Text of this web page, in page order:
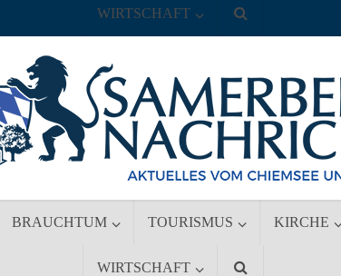
BRAUCHTUM TOURISMUS KIRCHE
WIRTSCHAFT
WIRTSCHAFT